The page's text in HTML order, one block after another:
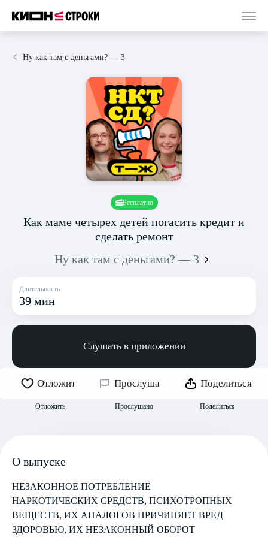
Ну как там с деньгами? — 3
Бесплатно
Как маме четырех детей погасить кредит и
сделать ремонт
Ну как там с деньгами? — 3
Длительность
39 мин
Слушать в приложении
Отложить
Отложить
Прослушано
Прослушано
Поделиться
Поделиться
О выпуске
НЕЗАКОННОЕ ПОТРЕБЛЕНИЕ
НАРКОТИЧЕСКИХ СРЕДСТВ, ПСИХОТРОПНЫХ
ВЕЩЕСТВ, ИХ АНАЛОГОВ ПРИЧИНЯЕТ ВРЕД
ЗДОРОВЬЮ, ИХ НЕЗАКОННЫЙ ОБОРОТ